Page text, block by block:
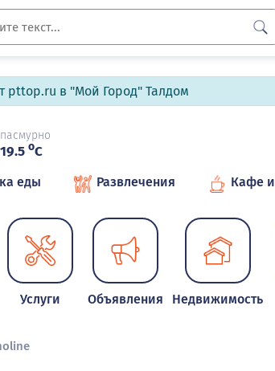
pttop.ru в "Мой Город" Талдом
пасмурно
19.5 oC
еды Развлечения Кафе
Услуги Объявления Недвижимость